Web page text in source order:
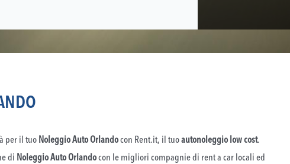
per il tuo Noleggio Auto Orlandocon Rent.it, il tuoautonoleggio low cost.
di Noleggio Auto Orlandocon le migliori compagnie di rent a car locali ed